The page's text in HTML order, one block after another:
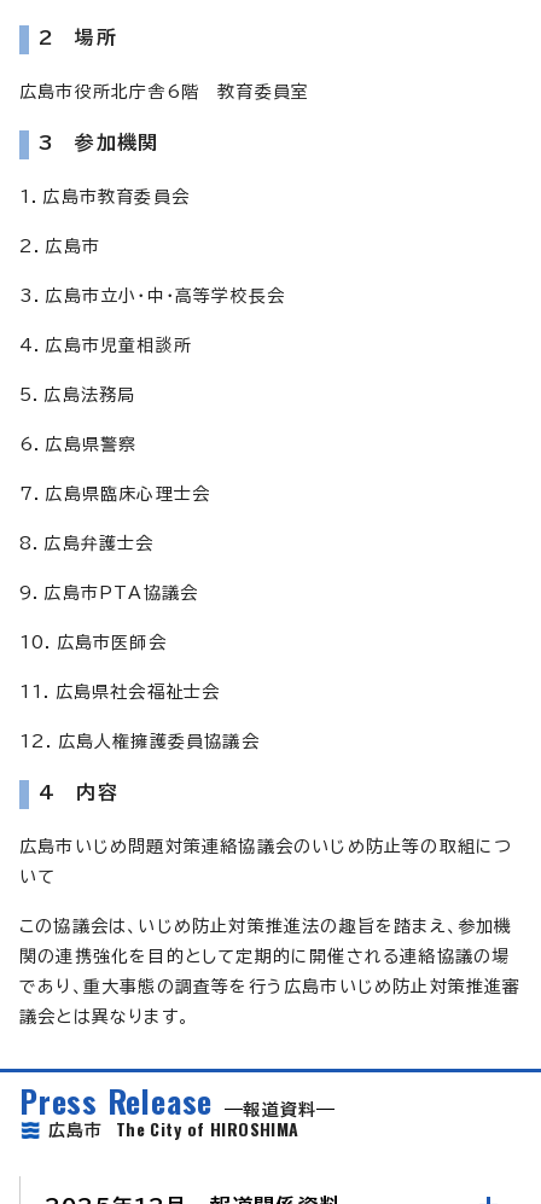
2 場所
広島市役所北庁舎6階 教育委員室
3 参加機関
1．広島市教育委員会
2．広島市
3．広島市立小・中・高等学校長会
4．広島市児童相談所
5．広島法務局
6．広島県警察
7．広島県臨床心理士会
8．広島弁護士会
9．広島市PTA協議会
10．広島市医師会
11．広島県社会福祉士会
12．広島人権擁護委員協議会
4 内容
広島市いじめ問題対策連絡協議会のいじめ防止等の取組につ
いて
この協議会は、いじめ防止対策推進法の趣旨を踏まえ、参加機
関の連携強化を目的として定期的に開催される連絡協議の場
であり、重大事態の調査等を行う広島市いじめ防止対策推進審
議会とは異なります。
Press Release
報道資料
広島市 The City of HIROSHIMA